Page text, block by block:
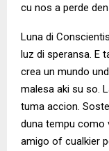
cu nos a perde
Luna di
luz di speransa. E
crea un mundo
malesa aki su so.
tuma accion.
duna tempu como
amigo of cualkier